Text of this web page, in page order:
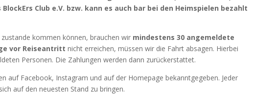
Club e.V. bzw. kann es auch bar bei den Heimspielen bezahlt
kommen können, brauchen wir mindestens 30 angemeldete
vor Reiseantritt nicht erreichen, müssen wir die Fahrt absagen. Hierbei
Personen. Die Zahlungen werden dann zurückerstattet.
auf Facebook, Instagram und auf der Homepage bekanntgegeben. Jeder
auf den neuesten Stand zu bringen.